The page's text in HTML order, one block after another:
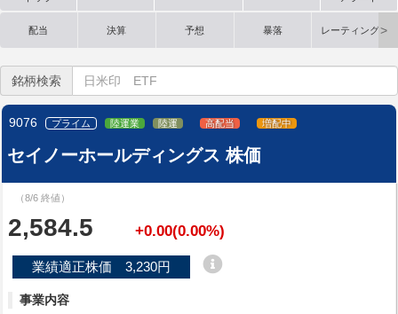
配当 決算 予想 暴落 レーティング格
銘柄検索
9076 プライム 陸運業 陸運 高配当 増配中
セイノーホールディングス 株価
（8/6 終値）
2,584.5 +0.00(0.00%)
業績適正株価 3,230円
事業内容